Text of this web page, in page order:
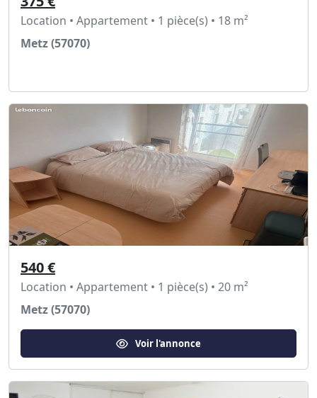
Location • Appartement • 1 pièce(s) • 18 m²
Metz (57070)
540 €
Location • Appartement • 1 pièce(s) • 20 m²
Metz (57070)
Voir l'annonce